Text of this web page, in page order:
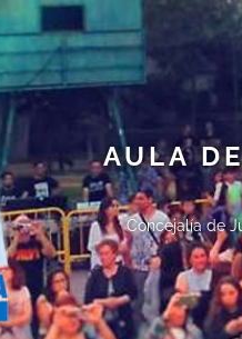
AULA
Concejalía de